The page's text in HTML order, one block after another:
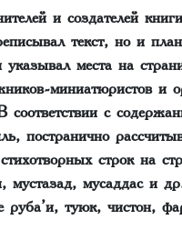
и создателей
текст, но и
указывал места на
миниатюристов и
с
постранично
строк на
мустазад, мусаддас и
туюк, чистон,